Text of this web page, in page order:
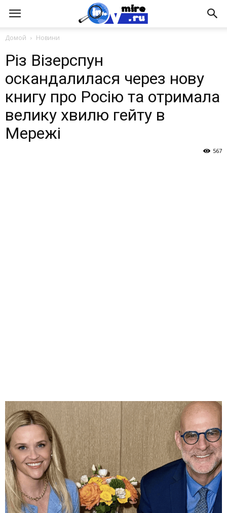
Домой Новини
Різ Візерспун
оскандалилася через нову
книгу про Росію та отримала
велику хвилю гейту в
Мережі
567